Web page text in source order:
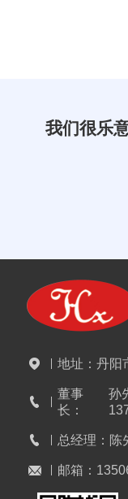
我们很乐
地址： 丹阳
董事
长：
孙
总经理： 陈
邮箱：